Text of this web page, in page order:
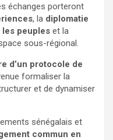
échanges porteront
, la diplomatie
peuples et la
sous-régional.
d’un protocole de
formaliser la
et de dynamiser
sénégalais et
commun en